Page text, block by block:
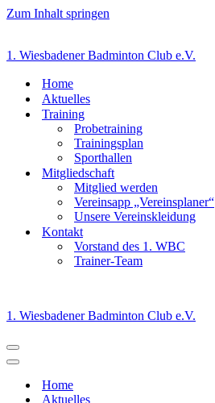
Zum Inhalt springen
1. Wiesbadener Badminton Club e.V.
Home
Aktuelles
Training
Probetraining
Trainingsplan
Sporthallen
Mitgliedschaft
Mitglied werden
Vereinsapp „Vereinsplaner“
Unsere Vereinskleidung
Kontakt
Vorstand des 1. WBC
Trainer-Team
1. Wiesbadener Badminton Club e.V.
Navigationsmenü
Navigationsmenü
Home
Aktuelles